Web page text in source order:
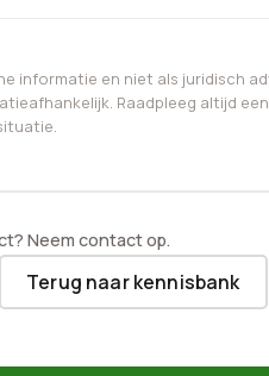
informatie en niet als juridisch
Raadpleeg altijd een
Neem contact op.
Terug naar kennisbank